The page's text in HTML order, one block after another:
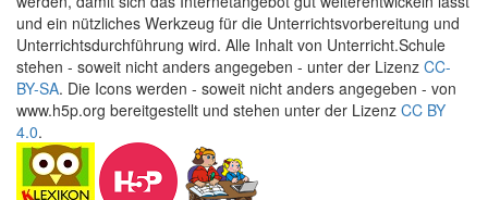
und ein nützliches Werkzeug für die Unterrichtsvorbereitung und
Unterrichtsdurchführung wird. Alle Inhalt von Unterricht.Schule
stehen - soweit nicht anders angegeben - unter der Lizenz CC-
BY-SA. Die Icons werden - soweit nicht anders angegeben - von
www.h5p.org bereitgestellt und stehen unter der Lizenz CC BY
4.0.